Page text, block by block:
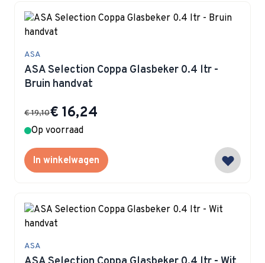
ASA
ASA Selection Coppa Glasbeker 0.4 ltr -
Bruin handvat
Special Price
€ 16,24
€ 19,10
Op voorraad
In winkelwagen
ASA